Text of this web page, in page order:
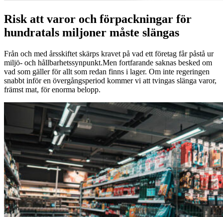
Risk att varor och förpackningar för
hundratals miljoner måste slängas
Från och med årsskiftet skärps kravet på vad ett företag får påstå ur
miljö- och hållbarhetssynpunkt.Men fortfarande saknas besked om
vad som gäller för allt som redan finns i lager. Om inte regeringen
snabbt inför en övergångsperiod kommer vi att tvingas slänga varor,
främst mat, för enorma belopp.